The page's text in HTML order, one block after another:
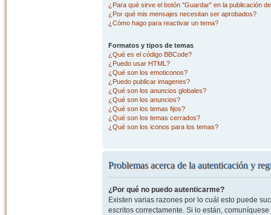
¿Para qué sirve el botón "Guardar" en la publicación
¿Por qué mis mensajes necesitan ser aprobados?
¿Cómo hago para reactivar un tema?
Formatos y tipos de temas
¿Qué es el código BBCode?
¿Puedo usar HTML?
¿Qué son los emoticonos?
¿Puedo publicar imagenes?
¿Qué son los anuncios globales?
¿Qué son los anuncios?
¿Qué son los temas fijos?
¿Qué son los temas cerrados?
¿Qué son los iconos para los temas?
Problemas acerca de la autenticación y
¿Por qué no puedo autenticarme?
Existen varias razones por lo cuál esto puede
escritos correctamente. Si lo están,